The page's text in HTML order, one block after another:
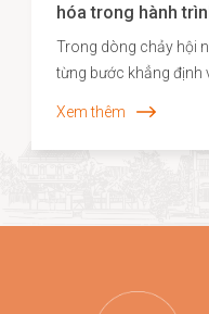
hóa trong hành
Trong dòng chảy hội
từng bước khẳng định
thức mới mẻ. Năm
chọn đồng hành
Xem thêm